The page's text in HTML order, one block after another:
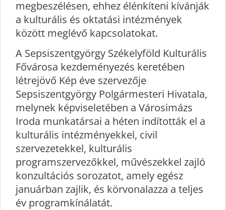
megbeszélésen, ehhez élénkíteni kívánják
a kulturális és oktatási intézmények
között meglévő kapcsolatokat.
A Sepsiszentgyörgy Székelyföld Kulturális
Fővárosa kezdeményezés keretében
létrejövő Kép éve szervezője
Sepsiszentgyörgy Polgármesteri Hivatala,
melynek képviseletében a Városimázs
Iroda munkatársai a héten indították el a
kulturális intézményekkel, civil
szervezetekkel, kulturális
programszervezőkkel, művészekkel zajló
konzultációs sorozatot, amely egész
januárban zajlik, és körvonalazza a teljes
év programkínálatát.